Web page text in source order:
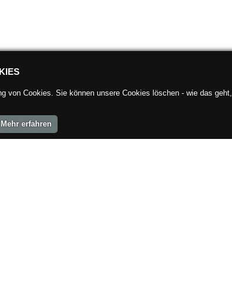
Cookies. Sie können unsere Cookies löschen - wie das
Mehr erfahren